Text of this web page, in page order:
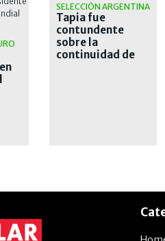
SELECCIÓN ARGENTINA
Tapia fue
contundente
sobre la
continuidad de